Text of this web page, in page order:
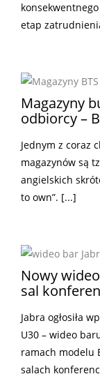
etap
Magazyny
odbiorcy –
Jednym z coraz
magazynów są
angielskich
to own”. [...]
Nowy
sal
Jabra ogłosiła
U30 – wideo
ramach modelu
salach